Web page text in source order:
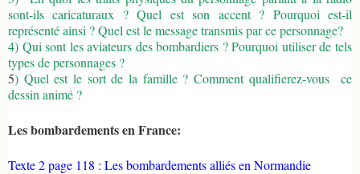
sont-ils caricaturaux ? Quel est son accent ? Pourquoi est-il
représenté ainsi ? Quel est le message transmis par ce personnage?
4) Qui sont les aviateurs des bombardiers ? Pourquoi utiliser de tels
types de personnages ?
5) Quel est le sort de la famille ? Comment qualifierez-vous ce
dessin animé ?
Les bombardements en France:
Texte 2 page 118 : Les bombardements alliés en Normandie